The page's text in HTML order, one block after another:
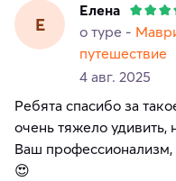
Е
Елена
о туре -
путешествие
4 авг. 2025
Ребята спасибо за
очень тяжело удивить,
Ваш
😍